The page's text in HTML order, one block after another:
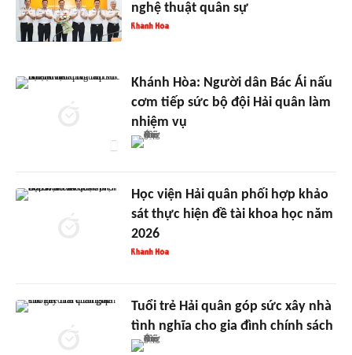
nghệ thuật quân sự
Khánh Hòa: Người dân Bác Ái nấu
cơm tiếp sức bộ đội Hải quân làm
nhiệm vụ
Học viện Hải quân phối hợp khảo
sát thực hiện đề tài khoa học năm
2026
Tuổi trẻ Hải quân góp sức xây nhà
tình nghĩa cho gia đình chính sách